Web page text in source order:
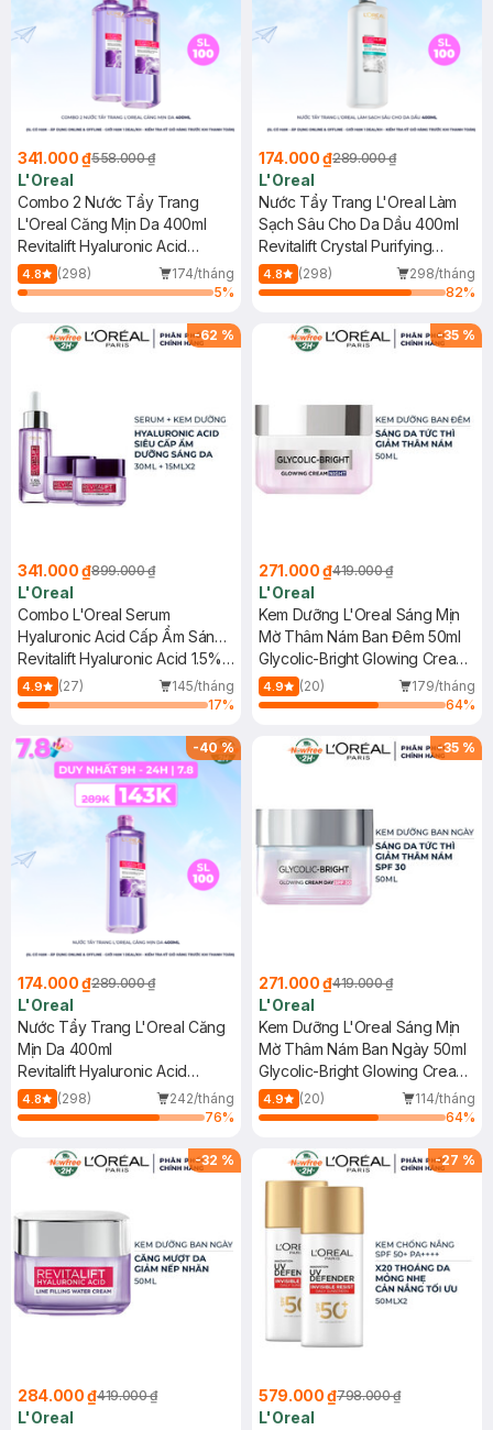
341.000 ₫558.000 ₫
L'Oreal
Combo 2 Nước Tẩy Trang
L'Oreal Căng Mịn Da 400ml
Revitalift Hyaluronic Acid
Hydrating Micellar Water
4.8 (298)
174/tháng
5%
174.000 ₫289.000 ₫
L'Oreal
Nước Tẩy Trang L'Oreal Làm
Sạch Sâu Cho Da Dầu 400ml
Revitalift Crystal Purifying
Micellar Water
4.8 (298)
298/tháng
82%
-62 %
341.000 ₫899.000 ₫
L'Oreal
Combo L'Oreal Serum
Hyaluronic Acid Cấp Ẩm Sáng
Da 30ml + 2 Kem Dưỡng Siêu
Cấp Ẩm Căng Mịn Da 15ml
Revitalift Hyaluronic Acid 1.5%
Hyaluron Serum + Revitalift
Hyaluronic Acid Plumping Day
4.9 (27)
145/tháng
17%
-35 %
271.000 ₫419.000 ₫
L'Oreal
Kem Dưỡng L'Oreal Sáng Mịn
Mờ Thâm Nám Ban Đêm 50ml
Glycolic-Bright Glowing Cream
Night
4.9 (20)
179/tháng
64%
-40%
174.000 ₫289.000 ₫
L'Oreal
Nước Tẩy Trang L'Oreal Căng
Mịn Da 400ml
Revitalift Hyaluronic Acid
Hydrating Micellar Water
4.8 (298)
242/tháng
76%
-35 %
271.000 ₫419.000 ₫
L'Oreal
Kem Dưỡng L'Oreal Sáng Mịn
Mờ Thâm Nám Ban Ngày 50ml
Glycolic-Bright Glowing Cream
Day SPF 30
4.9 (20)
114/tháng
64%
-32 %
284.000 ₫419.000 ₫
L'Oreal
-27 %
579.000 ₫798.000 ₫
L'Oreal